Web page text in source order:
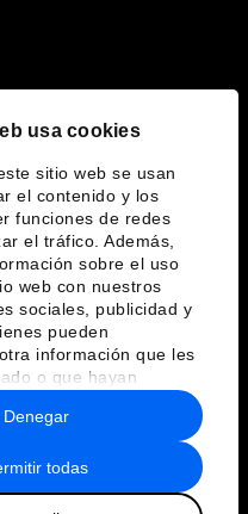
usa cookies
sitio web se usan
el contenido y los
funciones de redes
el tráfico. Además,
sobre el uso
web con nuestros
sociales, publicidad y
pueden
información que les
o que hayan
del uso que haya
todas
Denegar
normas de uso